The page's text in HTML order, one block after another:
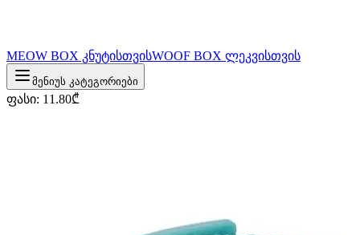
MEOW BOX კნუტისთვისWOOF BOX ლეკვისთვის
მენიუს კატეგორიები
ფასი: 11.80₾